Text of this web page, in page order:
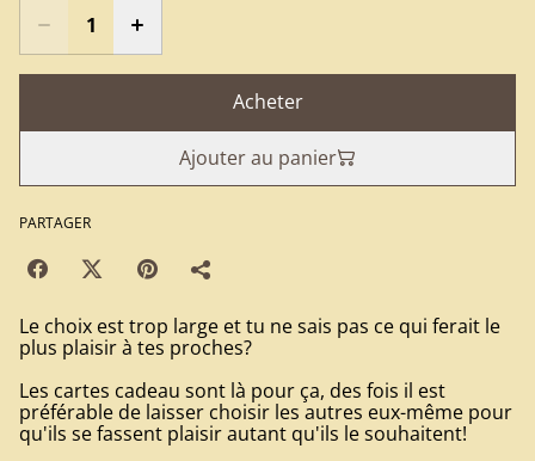
Acheter
Ajouter au panier
PARTAGER
Le choix est trop large et tu ne sais pas ce qui ferait le
plus plaisir à tes proches?
Les cartes cadeau sont là pour ça, des fois il est
préférable de laisser choisir les autres eux-même pour
qu'ils se fassent plaisir autant qu'ils le souhaitent!